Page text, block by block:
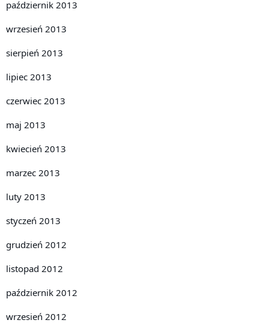
październik 2013
wrzesień 2013
sierpień 2013
lipiec 2013
czerwiec 2013
maj 2013
kwiecień 2013
marzec 2013
luty 2013
styczeń 2013
grudzień 2012
listopad 2012
październik 2012
wrzesień 2012